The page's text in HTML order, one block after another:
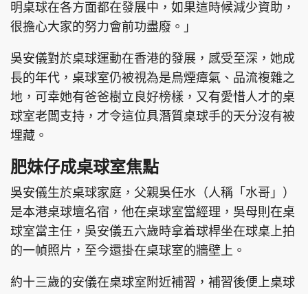
明桌球在各方面都在發展中，如果這時候減少資助，
很擔心大家的努力會前功盡廢。」
吳安儀對於桌球運動在香港的發展，感受至深，她成
長的年代，桌球室仍被視為是烏煙瘴氣、品流複雜之
地，可幸她有爸爸樹立良好榜樣，又有愛惜人才的桌
球室老闆支持，才令這位具潛質桌球手的天分沒有被
埋藏。
肥妹仔成桌球室焦點
吳安儀生於桌球家庭，父親吳任水（人稱「水哥」）
是本港桌球壇名宿，他在桌球室當經理，吳母則在桌
球室當主任，吳安儀五六歲時拿着球桿坐在球桌上拍
的一幀照片，至今還掛在桌球室的牆壁上。
約十三歲的安儀在桌球室附近補習，補習後便上桌球